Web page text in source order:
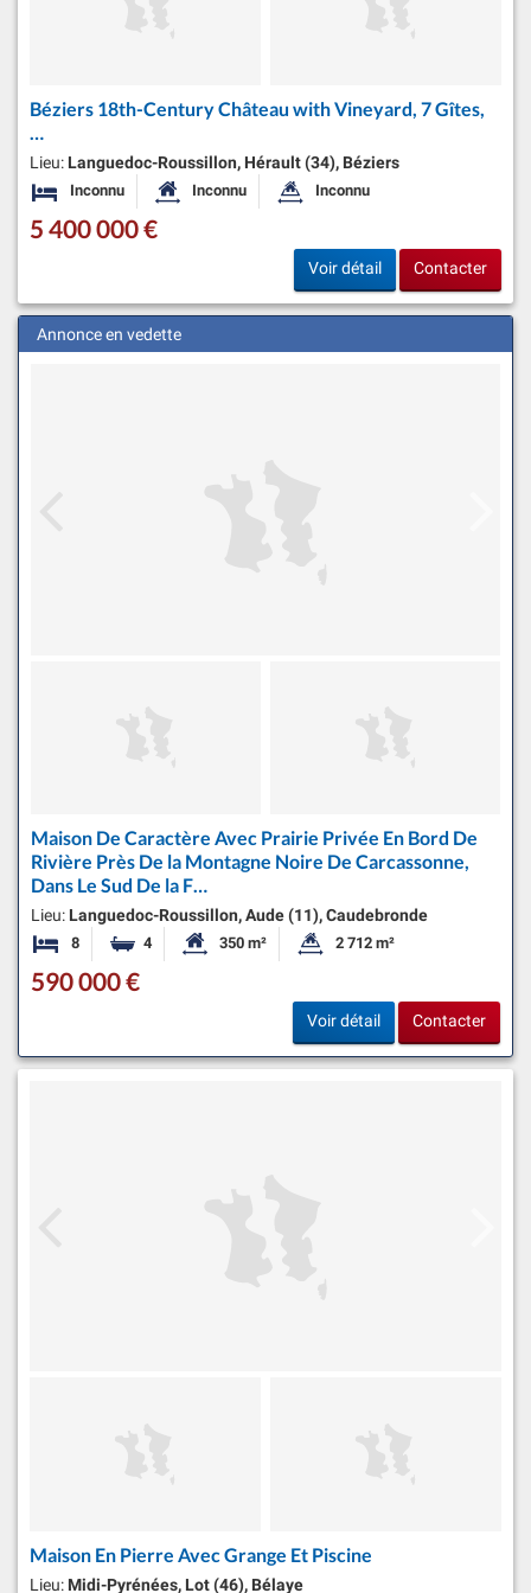
Béziers 18th-Century Château with Vineyard, 7 Gîtes,
…
Lieu: Languedoc-Roussillon, Hérault (34), Béziers
Inconnu ChambresSurface habitable:
Inconnu Superficie du terrain:
Inconnu
5 400 000 €
Voir détail Contacter
Annonce en vedette
Maison De Caractère Avec Prairie Privée En Bord De
Rivière Près De la Montagne Noire De Carcassonne,
Dans Le Sud De la F…
Lieu: Languedoc-Roussillon, Aude (11), Caudebronde
8 Chambres
4 Salles de bainsSurface habitable:
350 m² Superficie du terrain:
2 712 m²
590 000 €
Voir détail Contacter
Maison En Pierre Avec Grange Et Piscine
Lieu: Midi-Pyrénées, Lot (46), Bélaye